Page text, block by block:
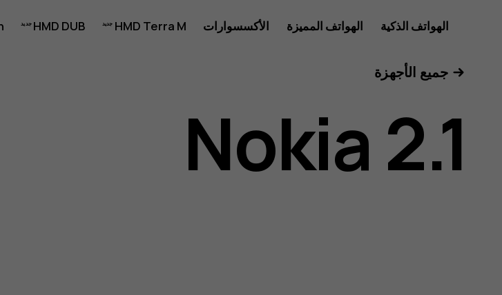
دليل
مستخدم
هاتف
الهواتف الذكية الهواتف المميزة الأكسسوارات HMD Terra M
HMD DUB
جميع الأجهزة
Nokia 2.1